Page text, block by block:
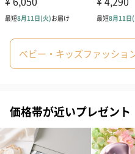
結婚祝い（御結婚御
出産
しいギフトオプションをご用意
商品と同梱してお届けいたします
ベビー・キッズファッショ
価格帯が近いプレゼント